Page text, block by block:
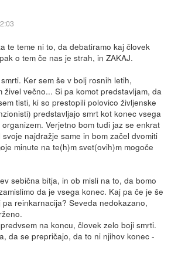
te teme ni to, da debatiramo kaj človek
o tem če nas je strah, in ZAKAJ.
Ker sem še v bolj rosnih letih,
živel večno... Si pa komot predstavljam, da
tisti, ki so prestopili polovico življenske
predstavljajo smrt kot konec vsega
Verjetno bom tudi jaz se enkrat
najdražje same in bom začel dvomiti
minute na te(h)m svet(ovih)m mogoče
sebična bitja, in ob misli na to, da bomo
da je vsega konec. Kaj pa če je še
reinkarnacija? Seveda nedokazano,
na koncu, človek zelo boji smrti.
da se prepričajo, da to ni njihov konec -